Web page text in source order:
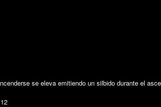
se eleva emitiendo un silbido durante el